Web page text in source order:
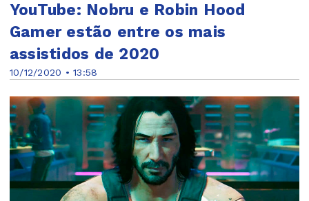
10/12/2020 • 13:58
YouTube: Nobru e Robin Hood
Gamer estão entre os mais
assistidos de 2020